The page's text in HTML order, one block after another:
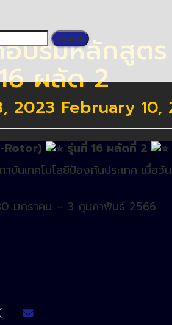
อบรมหลักสูตร
ผลัด 2
2023 February 10,
Rotor)
รุ่นที่ 16 ผลัดที่ 2
าบันเทคโนโลยีป้องกันประเทศ เมื่อวัน
มกราคม – 3 กุมภาพันธ์ 2566